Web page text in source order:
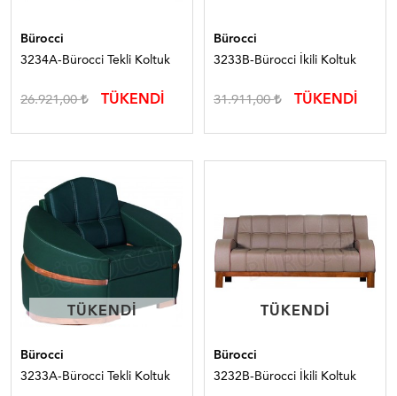
Bürocci
3234A-Bürocci Tekli Koltuk
26.921,00 TÜKENDİ
Bürocci
3233B-Bürocci İkili Koltuk
31.911,00 TÜKENDİ
TÜKENDI
TÜKENDI
Bürocci
3233A-Bürocci Tekli Koltuk
TÜKENDI
TÜKENDI
Bürocci
3232B-Bürocci İkili Koltuk